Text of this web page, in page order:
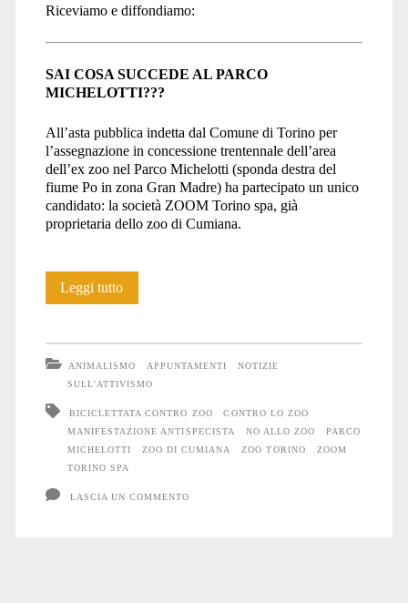
Riceviamo e diffondiamo:
SAI COSA SUCCEDE AL PARCO
MICHELOTTI???
All’asta pubblica indetta dal Comune di Torino per
l’assegnazione in concessione trentennale dell’area
dell’ex zoo nel Parco Michelotti (sponda destra del
fiume Po in zona Gran Madre) ha partecipato un unico
candidato: la società ZOOM Torino spa, già
proprietaria dello zoo di Cumiana.
Leggi tuttoTerza
il
parco
Michelotti
ANIMALISMO APPUNTAMENTI
NOTIZIE
SULL'ATTIVISMO
BICICLETTATA CONTRO ZOO
CONTRO LO ZOO
MANIFESTAZIONE ANTISPECISTA
NO ALLO ZOO
PARCO
MICHELOTTI
ZOO DI CUMIANA ZOO TORINO
ZOOM
TORINO SPA
LASCIA UN COMMENTO